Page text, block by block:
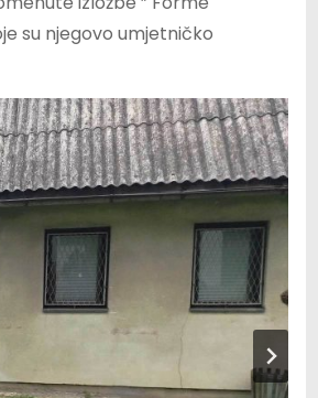
su njegovo umjetničko